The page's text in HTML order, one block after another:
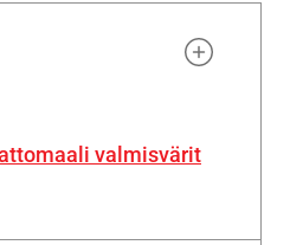
valmisvärit